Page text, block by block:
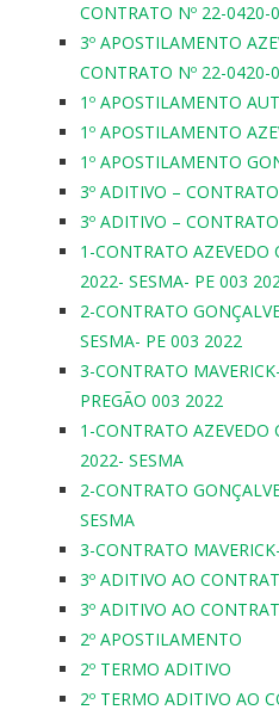
CONTRATO Nº 22-0420-
3º APOSTILAMENTO
CONTRATO Nº 22-0420-
1º APOSTILAMENTO
1º APOSTILAMENTO
1º APOSTILAMENTO
3º ADITIVO –
3º ADITIVO –
1-CONTRATO AZEVEDO
2022- SESMA- PE 003
2-CONTRATO
SESMA- PE 003 2022
3-CONTRATO
PREGÃO 003 2022
1-CONTRATO AZEVEDO
2022- SESMA
2-CONTRATO
SESMA
3-CONTRATO
3º ADITIVO AO
3º ADITIVO AO
2º APOSTILAMENTO
2º TERMO ADITIVO
2º TERMO ADITIVO AO